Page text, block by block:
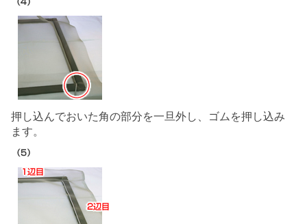
押し込んでおいた角の部分を一旦外し、ゴムを押し込み
ます。